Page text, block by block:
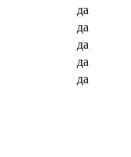
да
да
да
да
да